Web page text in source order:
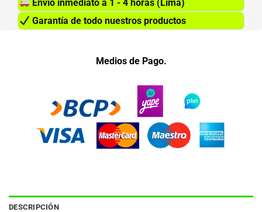
Envío inmediato a 1 - 4 horas (Lima)
Garantía de todo nuestros productos
Medios de Pago.
DESCRIPCIÓN